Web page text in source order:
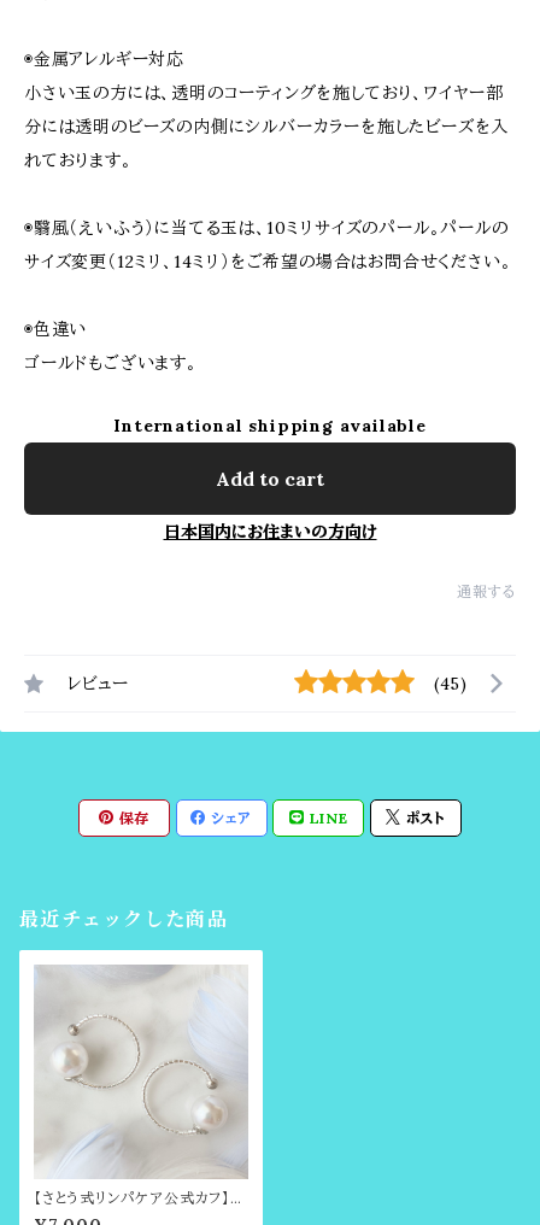
◉金属アレルギー対応
小さい玉の方には、透明のコーティングを施しており、ワイヤー部
分には透明のビーズの内側にシルバーカラーを施したビーズを入
れております。
◉翳風（えいふう）に当てる玉は、10ミリサイズのパール。パールの
サイズ変更（12ミリ、14ミリ）をご希望の場合はお問合せください。
◉色違い
ゴールドもございます。
International shipping available
Add to cart
日本国内にお住まいの方向け
通報する
レビュー (45)
保存 シェア LINE ポスト
最近チェックした商品
【さとう式リンパケア公式カフ】金
属アレルギー対応・シンプルカ